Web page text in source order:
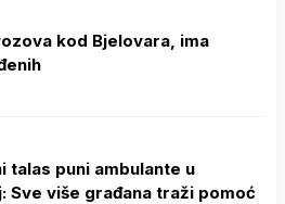
kod Bjelovara, ima
talas puni ambulante u
Sve više građana traži pomoć